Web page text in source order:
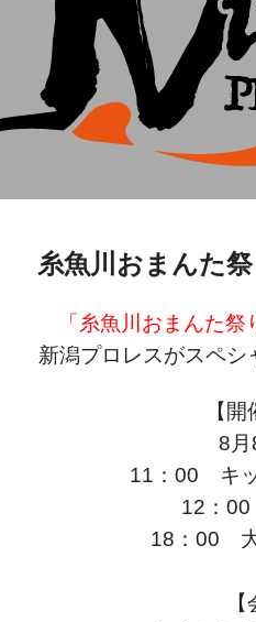
糸魚川おまんた
「糸魚川おまんた祭
新潟プロレスがスペシ
【開
8月
11：00 キ
12：
18：00